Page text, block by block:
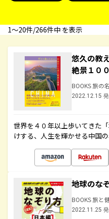
1〜20件/266件中 を表示
悠久の教
絶景１００
BOOKS 旅の
2022.12.15
世界を４０年以上歩いてきた
けする、人生を輝かせる中国
地球のな
BOOKS 旅と
2022.11.25